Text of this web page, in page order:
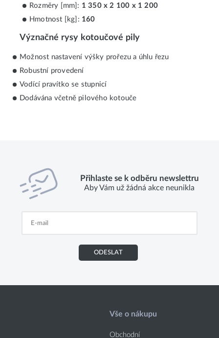
Rozměry [mm]: 1 350 x 2 100 x 1 200
Hmotnost [kg]: 160
Význačné rysy kotoučové pily
Možnost nastavení výšky prořezu a úhlu řezu
Robustní provedení
Vodící pravítko se stupnicí
Dodávána včetně pilového kotouče
Přihlaste se k odběru newslettru
Aby Vám už žádná akce neunikla
ODESLAT
Vše o nákupu
Obchodní